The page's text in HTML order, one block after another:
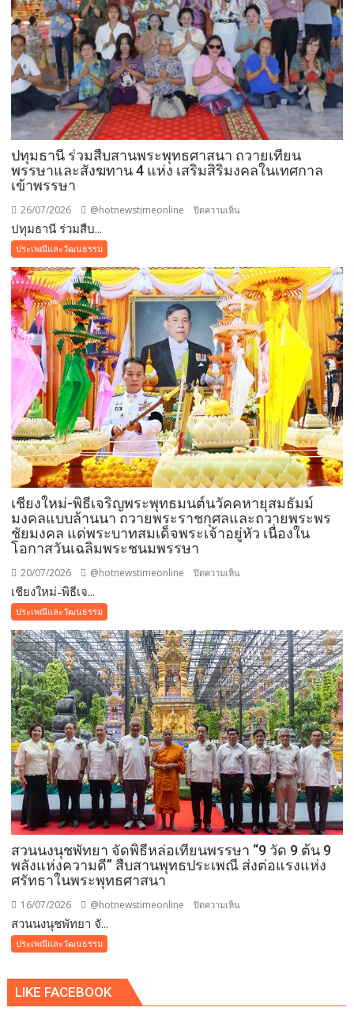
ปทุมธานี ร่วมสืบสานพระพุทธศาสนา ถวายเทียน
พรรษาและสังฆทาน 4 แห่ง เสริมสิริมงคลในเทศกาล
เข้าพรรษา
26/07/2026 @hotnewstimeonline ปิดความเห็น
ศาสนา
ถวาย
เทียน
พรรษา
และ
สังฆทาน
แห่ง
เสริม
สิริ
มงคล
ใน
เทศกาล
เข้า
พรรษา
ปทุมธานี ร่วมสืบ...
ประเพณีและวัฒนธรรม
เชียงใหม่-พิธีเจริญพระพุทธมนต์นวัคคหายุสมธัมม์
มงคลแบบล้านนา ถวายพระราชกุศลและถวายพระพร
ชัยมงคล แด่พระบาทสมเด็จพระเจ้าอยู่หัว เนื่องใน
โอกาสวันเฉลิมพระชนมพรรษา
20/07/2026 @hotnewstimeonline ปิดความเห็น
พระพุทธ
มนต์
นวัค
คหา
ยุ
สม
ธัมม์
มงคล
แบบ
ล้าน
นา
ถวาย
พระ
ราช
สมเด็จ
เชียงใหม่-พิธีเจ...
ประเพณีและวัฒนธรรม
สวนนงนุชพัทยา จัดพิธีหล่อเทียนพรรษา “9 วัด 9 ต้น 9
พลังแห่งความดี” สืบสานพุทธประเพณี ส่งต่อแรงแห่ง
ศรัทธาในพระพุทธศาสนา
16/07/2026 @hotnewstimeonline ปิดความเห็น
หล่อ
สวนนงนุชพัทยา จั...
ประเพณีและวัฒนธรรม
LIKE FACEBOOK